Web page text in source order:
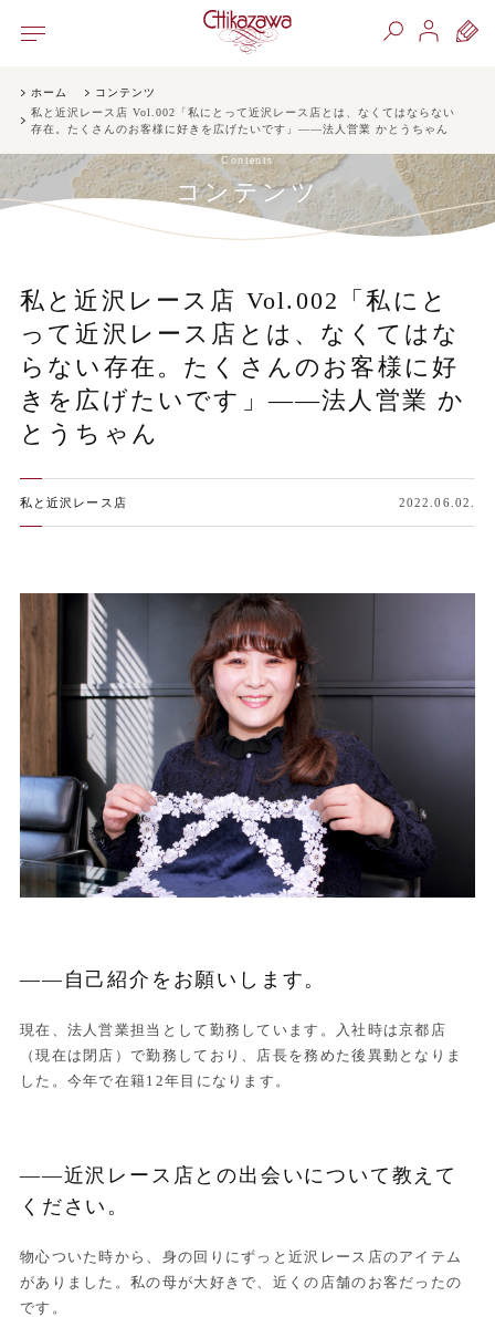
ホーム
コンテンツ
私と近沢レース店 Vol.002「私にとって近沢レース店とは、なくてはならない
存在。たくさんのお客様に好きを広げたいです」——法人営業 かとうちゃん
Contents
コンテンツ
私と近沢レース店 Vol.002「私にと
って近沢レース店とは、なくてはな
らない存在。たくさんのお客様に好
きを広げたいです」——法人営業 か
とうちゃん
私と近沢レース店 2022.06.02.
——自己紹介をお願いします。
現在、法人営業担当として勤務しています。入社時は京都店
（現在は閉店）で勤務しており、店長を務めた後異動となりま
した。今年で在籍12年目になります。
——近沢レース店との出会いについて教えて
ください。
物心ついた時から、身の回りにずっと近沢レース店のアイテム
がありました。私の母が大好きで、近くの店舗のお客だったの
です。